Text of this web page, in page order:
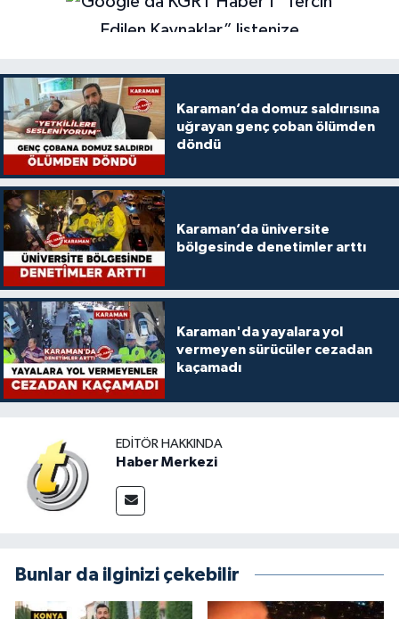
Karaman’da domuz saldırısına
uğrayan genç çoban ölümden
döndü
Karaman’da üniversite
bölgesinde denetimler arttı
Karaman'da yayalara yol
vermeyen sürücüler cezadan
kaçamadı
EDITÖR HAKKINDA
Haber Merkezi
Bunlar da ilginizi çekebilir